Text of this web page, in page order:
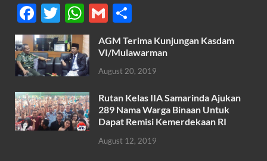
F
ac
e
b
o
o
k
T
w
itt
er
W
h
at
s
A
p
p
G
m
ail
h
ar
e
AGM Terima Kunjungan Kasdam
VI/Mulawarman
August 20, 2019
Rutan Kelas IIA Samarinda Ajukan
289 Nama Warga Binaan Untuk
Dapat Remisi Kemerdekaan RI
August 12, 2019